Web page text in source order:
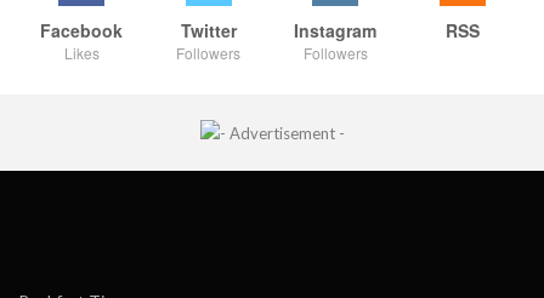
Facebook
Likes
Twitter
Followers
Instagram
Followers
RSS